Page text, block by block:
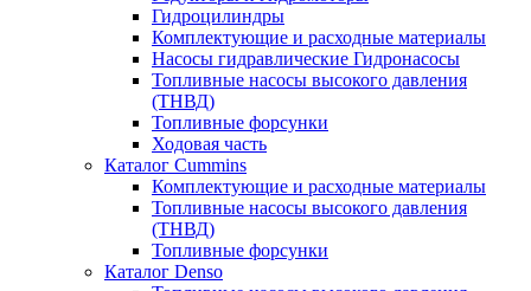
Гидроцилиндры
Комплектующие и расходные материалы
Насосы гидравлические Гидронасосы
Топливные насосы высокого давления
(ТНВД)
Топливные форсунки
Ходовая часть
Каталог Cummins
Комплектующие и расходные материалы
Топливные насосы высокого давления
(ТНВД)
Топливные форсунки
Каталог Denso